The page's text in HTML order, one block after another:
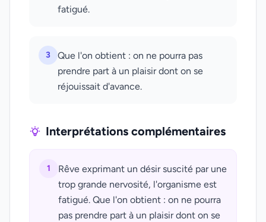
fatigué.
3
Que l'on obtient : on ne pourra pas
prendre part à un plaisir dont on se
réjouissait d'avance.
Interprétations complémentaires
1
Rêve exprimant un désir suscité par une
trop grande nervosité, l'organisme est
fatigué. Que l'on obtient : on ne pourra
pas prendre part à un plaisir dont on se